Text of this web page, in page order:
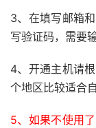
3、在填写邮箱
写验证码，需要
4、开通主机请
个地区比较适合
5、如果不使用